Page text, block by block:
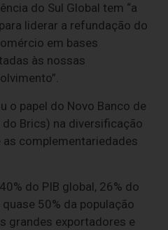
do Sul Global tem “a
liderar a refundação do
em bases
às nossas
o papel do Novo Banco de
Brics) na diversificação
complementariedades
do PIB global, 26% do
50% da população
grandes exportadores e